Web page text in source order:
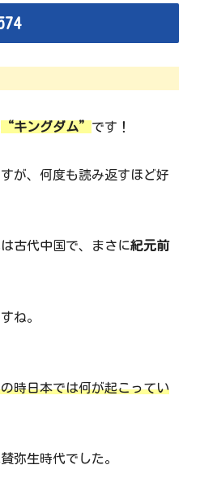
“キングダム” です！
が、何度も読み返すほど好
古代中国で、まさに紀元前
ね。
時日本では何が起こってい
弥生時代でした。